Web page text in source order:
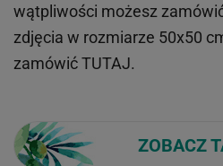
wątpliwości możesz
zdjęcia w rozmiarze 50x50
zamówićTUTAJ.
ZOBACZ